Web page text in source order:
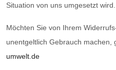
Situation von uns umgesetzt wird.
Möchten Sie von Ihrem
unentgeltlich Gebrauch machen,
umwelt.de